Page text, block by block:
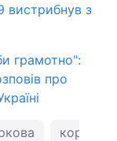
вистрибнув з
грамотно":
про